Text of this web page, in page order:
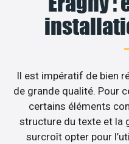
Il est impératif de bien
de grande qualité. Pour
certains éléments
structure du texte et la
surcroît opter pour